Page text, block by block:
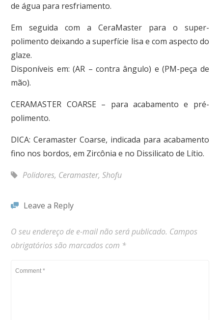
de água para resfriamento.
Em seguida com a CeraMaster para o super-
polimento deixando a superfície lisa e com aspecto do
glaze.
Disponíveis em: (AR – contra ângulo) e (PM-peça de
mão).
CERAMASTER COARSE – para acabamento e pré-
polimento.
DICA: Ceramaster Coarse, indicada para acabamento
fino nos bordos, em Zircônia e no Dissilicato de Lítio.
Polidores, Ceramaster,Shofu
Leave a Reply
O seu endereço de e-mail não será publicado. Campos
obrigatórios são marcados com *